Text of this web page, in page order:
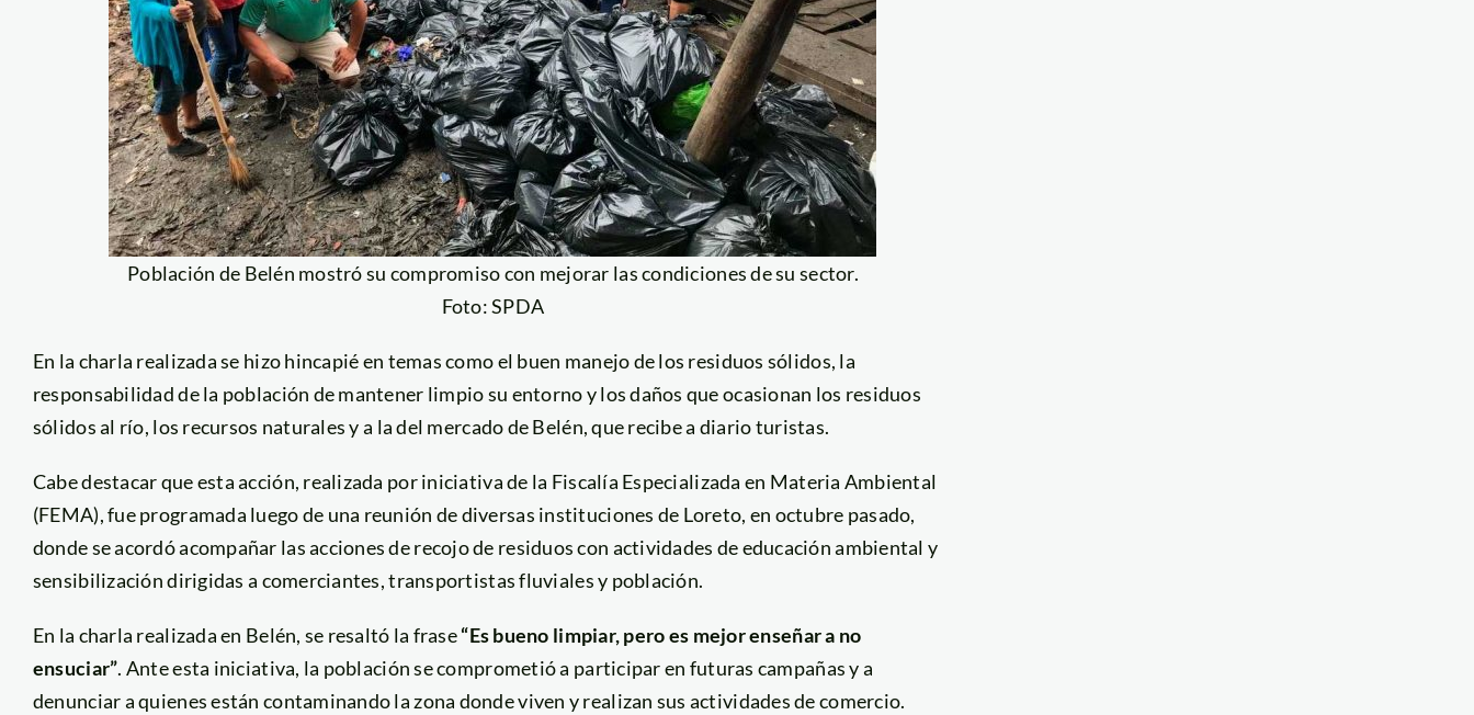
Población de Belén mostró su compromiso con mejorar las condiciones de su sector.
Foto: SPDA
En la charla realizada se hizo hincapié en temas como el buen manejo de los residuos sólidos, la
responsabilidad de la población de mantener limpio su entorno y los daños que ocasionan los residuos
sólidos al río, los recursos naturales y a la del mercado de Belén, que recibe a diario turistas.
Cabe destacar que esta acción, realizada por iniciativa de la Fiscalía Especializada en Materia Ambiental
(FEMA), fue programada luego de una reunión de diversas instituciones de Loreto, en octubre pasado,
donde se acordó acompañar las acciones de recojo de residuos con actividades de educación ambiental y
sensibilización dirigidas a comerciantes, transportistas fluviales y población.
En la charla realizada en Belén, se resaltó la frase“Es bueno limpiar, pero es mejor enseñar a no
ensuciar”. Ante esta iniciativa, la población se comprometió a participar en futuras campañas y a
denunciar a quienes están contaminando la zona donde viven y realizan sus actividades de comercio.